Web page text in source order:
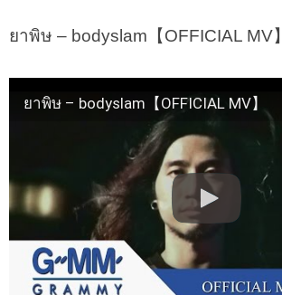
ยาพิษ – bodyslam【OFFICIAL MV】
ยาพิษ – bodyslam【OFFICIAL MV】